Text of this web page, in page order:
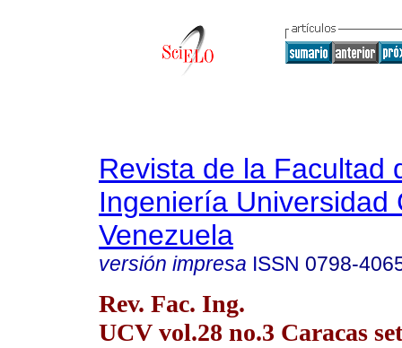
Revista de la Facultad
Ingeniería Universidad
Venezuela
versión impresa ISSN 0798-
Rev. Fac. Ing.
UCV vol.28 no.3 Caracas